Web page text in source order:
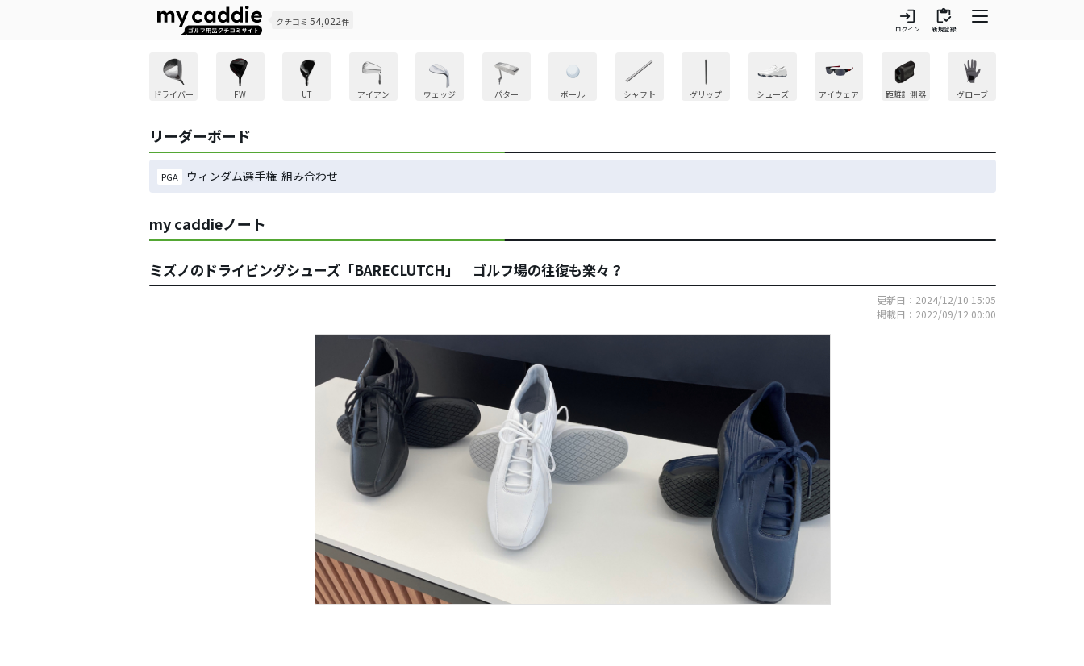
クチコミ 54,022件 login
ログイン
inventory
新規登録
ドライバー FW UT アイアン ウェッジ パター ボール シャフト グリップ シューズ アイウェア 距離計測器 グローブ
リーダーボード
PGA ウィンダム選手権 組み合わせ
my caddieノート
ミズノのドライビングシューズ「BARECLUTCH」 ゴルフ場の往復も楽々？
更新日：2024/12/10 15:05
掲載日：2022/09/12 00:00